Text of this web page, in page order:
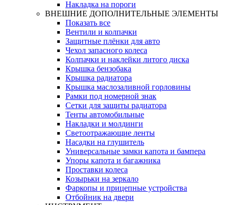
Накладка на пороги
ВНЕШНИЕ ДОПОЛНИТЕЛЬНЫЕ ЭЛЕМЕНТЫ
Показать все
Вентили и колпачки
Защитные плёнки для авто
Чехол запасного колеса
Колпачки и наклейки литого диска
Крышка бензобака
Крышка радиатора
Крышка маслозаливной горловины
Рамки под номерной знак
Сетки для защиты радиатора
Тенты автомобильные
Накладки и молдинги
Светоотражающие ленты
Насадки на глушитель
Универсальные замки капота и бампера
Упоры капота и багажника
Проставки колеса
Козырьки на зеркало
Фаркопы и прицепные устройства
Отбойник на двери